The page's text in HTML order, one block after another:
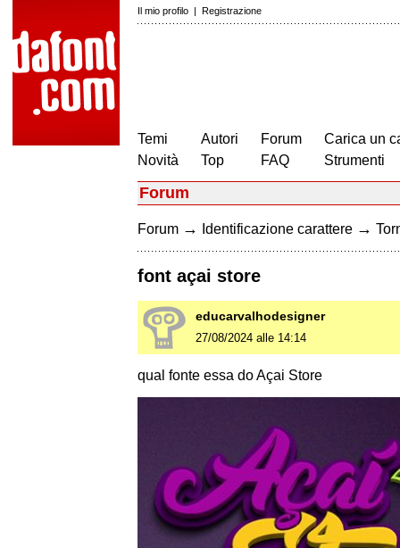
Il mio profilo | Registrazione
Temi
Novità
Autori
Top
Forum
FAQ
Carica un
Strumenti
Forum
Forum → Identificazione carattere →
font açai store
educarvalhodesigner
27/08/2024 alle 14:14
qual fonte essa do Açai Store